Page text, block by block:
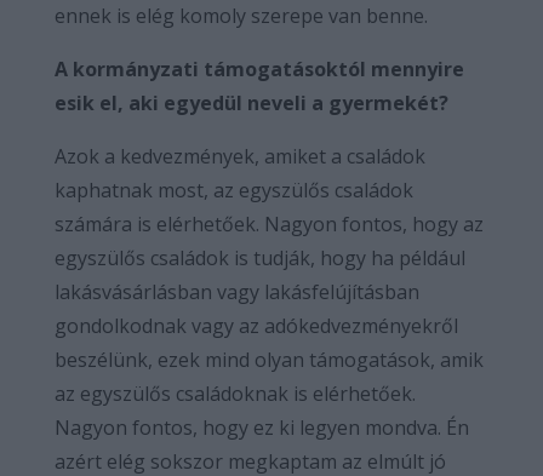
ennek is elég komoly szerepe van benne.
A kormányzati támogatásoktól mennyire
esik el, aki egyedül neveli a gyermekét?
Azok a kedvezmények, amiket a családok
kaphatnak most, az egyszülős családok
számára is elérhetőek. Nagyon fontos, hogy az
egyszülős családok is tudják, hogy ha például
lakásvásárlásban vagy lakásfelújításban
gondolkodnak vagy az adókedvezményekről
beszélünk, ezek mind olyan támogatások, amik
az egyszülős családoknak is elérhetőek.
Nagyon fontos, hogy ez ki legyen mondva. Én
azért elég sokszor megkaptam az elmúlt jó